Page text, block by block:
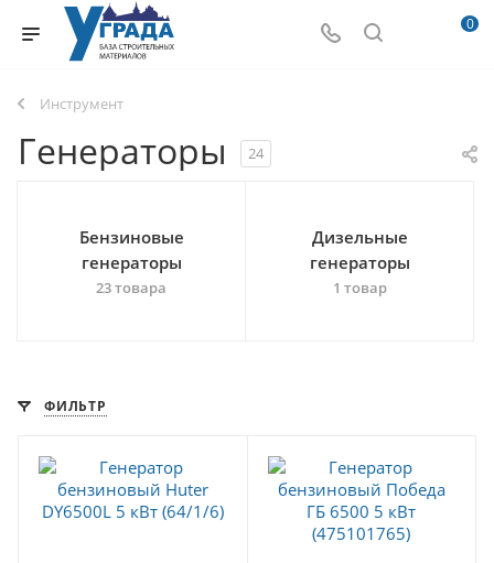
0
Инструмент
Генераторы 24
Бензиновые
генераторы
23 товара
Дизельные
генераторы
1 товар
ФИЛЬТР